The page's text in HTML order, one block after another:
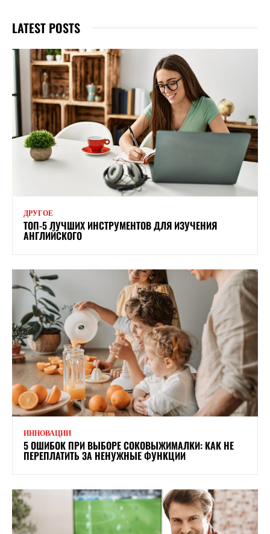
LATEST POSTS
ДРУГОЕ
ТОП-5 ЛУЧШИХ ИНСТРУМЕНТОВ ДЛЯ ИЗУЧЕНИЯ
АНГЛИЙСКОГО
ИННОВАЦИИ
5 ОШИБОК ПРИ ВЫБОРЕ СОКОВЫЖИМАЛКИ: КАК НЕ
ПЕРЕПЛАТИТЬ ЗА НЕНУЖНЫЕ ФУНКЦИИ